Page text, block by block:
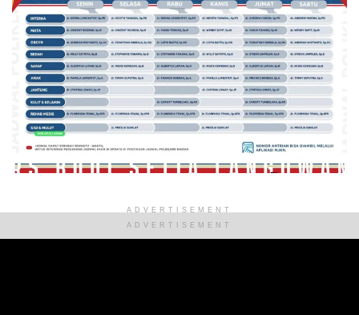
ADVERTISEMENT
ADVERTISEMENT